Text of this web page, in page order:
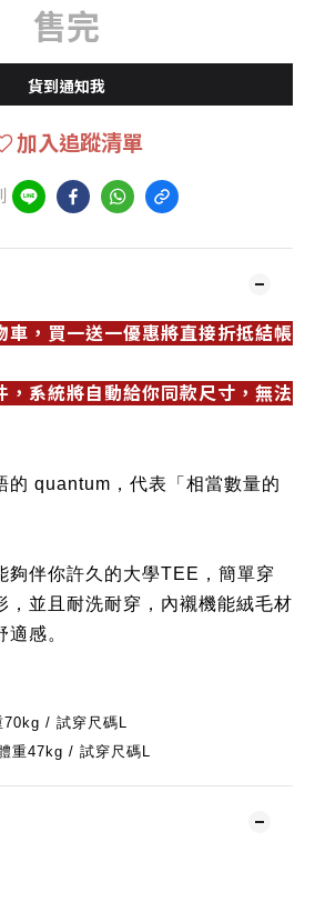
售完
貨到通知我
加入追蹤清單
車，買一送一優惠將直接折抵結帳
，系統將自動給你同款尺寸，無法
的 quantum，代表「相當數量的
夠伴你許久的大學TEE ，簡單穿
，並且耐洗耐穿，內襯機能絨毛材
感。
/ 試穿尺碼L
重47kg / 試穿尺碼L